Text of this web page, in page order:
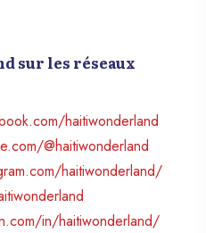
sur les réseaux
haitiwonderland
@haitiwonderland
haitiwonderland/
in/haitiwonderland/